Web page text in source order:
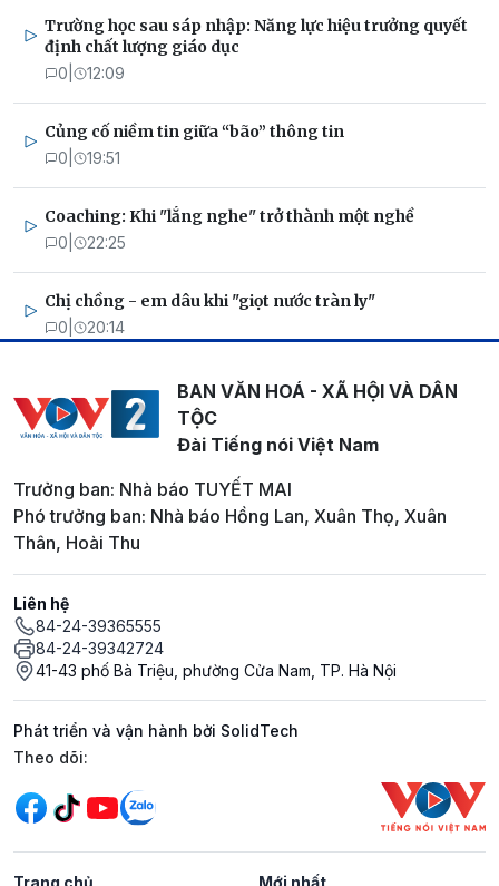
Trường học sau sáp nhập: Năng lực hiệu trưởng quyết
định chất lượng giáo dục
0 12:09
Củng cố niềm tin giữa “bão” thông tin
0 19:51
Coaching: Khi "lắng nghe" trở thành một nghề
0 22:25
Chị chồng - em dâu khi "giọt nước tràn ly"
0 20:14
BAN VĂN HOÁ - XÃ HỘI VÀ DÂN
TỘC
Đài Tiếng nói Việt Nam
Trưởng ban: Nhà báo TUYẾT MAI
Phó trưởng ban: Nhà báo Hồng Lan, Xuân Thọ, Xuân
Thân, Hoài Thu
Liên hệ
84-24-39365555
84-24-39342724
41-43 phố Bà Triệu, phường Cửa Nam, TP. Hà Nội
Phát triển và vận hành bởi SolidTech
Mạng xã hội
Theo dõi:
Trang chủ Mới nhất